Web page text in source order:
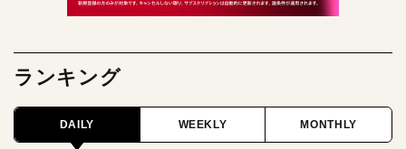
ランキング
DAILY WEEKLY MONTHLY